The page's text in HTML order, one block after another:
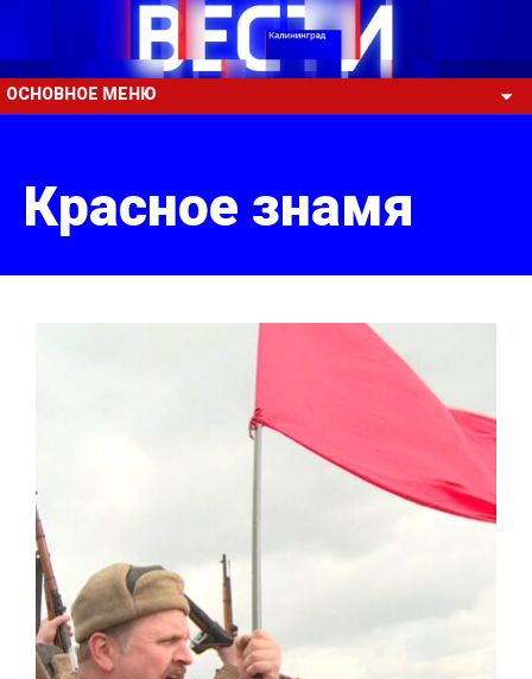
ОСНОВНОЕ МЕНЮ
Красное знамя